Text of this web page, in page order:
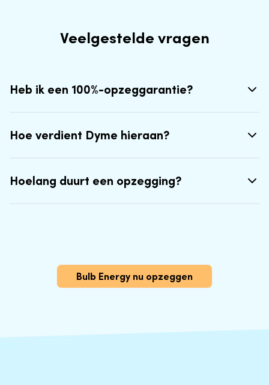
Veelgestelde vragen
Heb ik een 100%-opzeggarantie?
Hoe verdient Dyme hieraan?
Hoelang duurt een opzegging?
Bulb Energy nu opzeggen